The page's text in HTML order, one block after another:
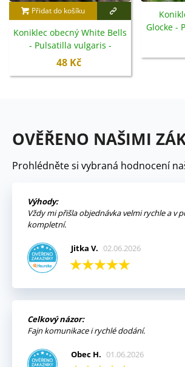
Přidat do košíku
Koniklec obecný White Bells
- Pulsatilla vulgaris -
semena - 20 ks
48 Kč
Glocke -
OVĚŘENO NAŠIMI
Prohlédněte si vybraná hodnocení
Výhody:
Vždy mi přišla objednávka velmi rychle a v
kompletní.
Jitka V. 02.06.2026
Celkový názor:
Fajn komunikace i rychlé dodání.
Obec H. 01.06.2026